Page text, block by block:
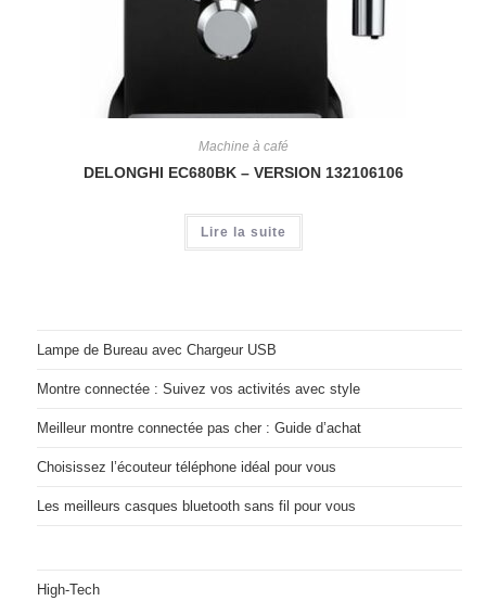
Machine à café
DELONGHI EC680BK – VERSION 132106106
Lire la suite
Lampe de Bureau avec Chargeur USB
Montre connectée : Suivez vos activités avec style
Meilleur montre connectée pas cher : Guide d’achat
Choisissez l’écouteur téléphone idéal pour vous
Les meilleurs casques bluetooth sans fil pour vous
High-Tech